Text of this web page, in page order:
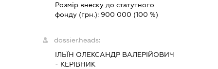
Розмір внеску до статутного
фонду (грн.): 900 000 (100 %)
dossier.heads:
ІЛЬЇН ОЛЕКСАНДР ВАЛЕРІЙОВИЧ
- КЕРІВНИК